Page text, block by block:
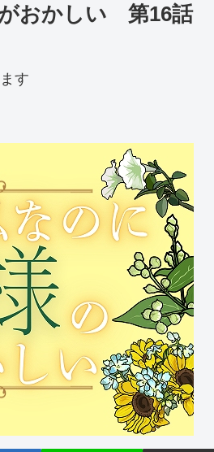
がおかしい 第16話
す